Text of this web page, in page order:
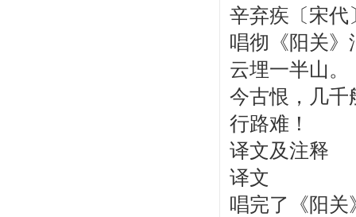
辛弃疾〔宋代
唱彻《阳关
云埋一半山。
今古恨，几千
行路难！
译文及注释
译文
唱完了《阳